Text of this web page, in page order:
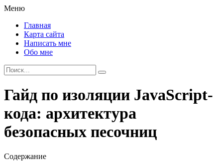
Меню
Главная
Карта сайта
Написать мне
Обо мне
Гайд по изоляции JavaScript-
кода: архитектура
безопасных песочниц
Содержание